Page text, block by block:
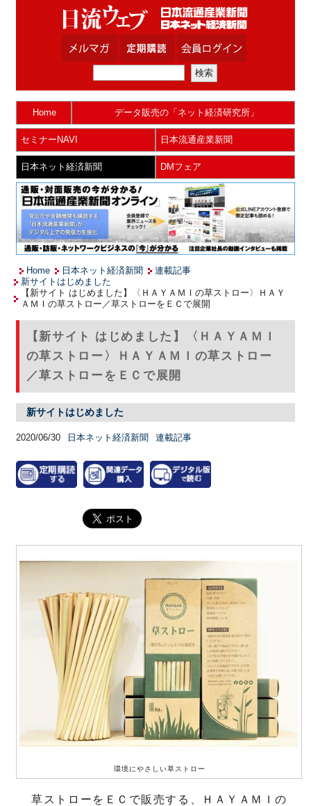
Home データ販売の「ネット経済研究所」
セミナーNAVI 日本流通産業新聞
日本ネット経済新聞 DMフェア
Home 日本ネット経済新聞
連載記事
新サイトはじめました
【新サイト はじめました】〈ＨＡＹＡＭＩの草ストロー〉ＨＡＹ
ＡＭＩの草ストロー／草ストローをＥＣで展開
【新サイト はじめました】〈ＨＡＹＡＭＩ
の草ストロー〉ＨＡＹＡＭＩの草ストロー
／草ストローをＥＣで展開
新サイトはじめました
2020/06/30 日本ネット経済新聞 連載記事
環境にやさしい草ストロー
草ストローをＥＣで販売する、ＨＡＹＡＭＩの